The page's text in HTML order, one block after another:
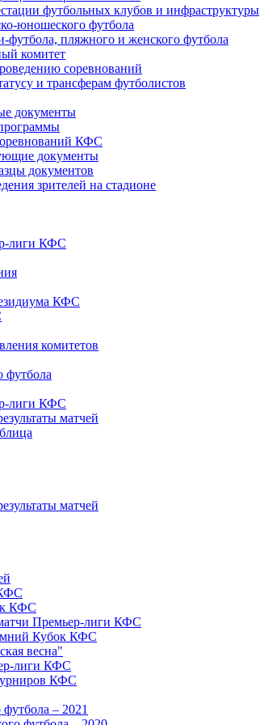
футбольных клубов и инфраструктуры
юношеского футбола
футбола, пляжного и женского футбола
комитет
соревнований
и трансферам футболистов
документы
КФС
документы
документов
зрителей на стадионе
лиги КФС
КФС
комитетов
футбола
лиги КФС
матчей
матчей
КФС
Премьер-лиги КФС
Кубок КФС
весна"
лиги КФС
КФС
футбола – 2021